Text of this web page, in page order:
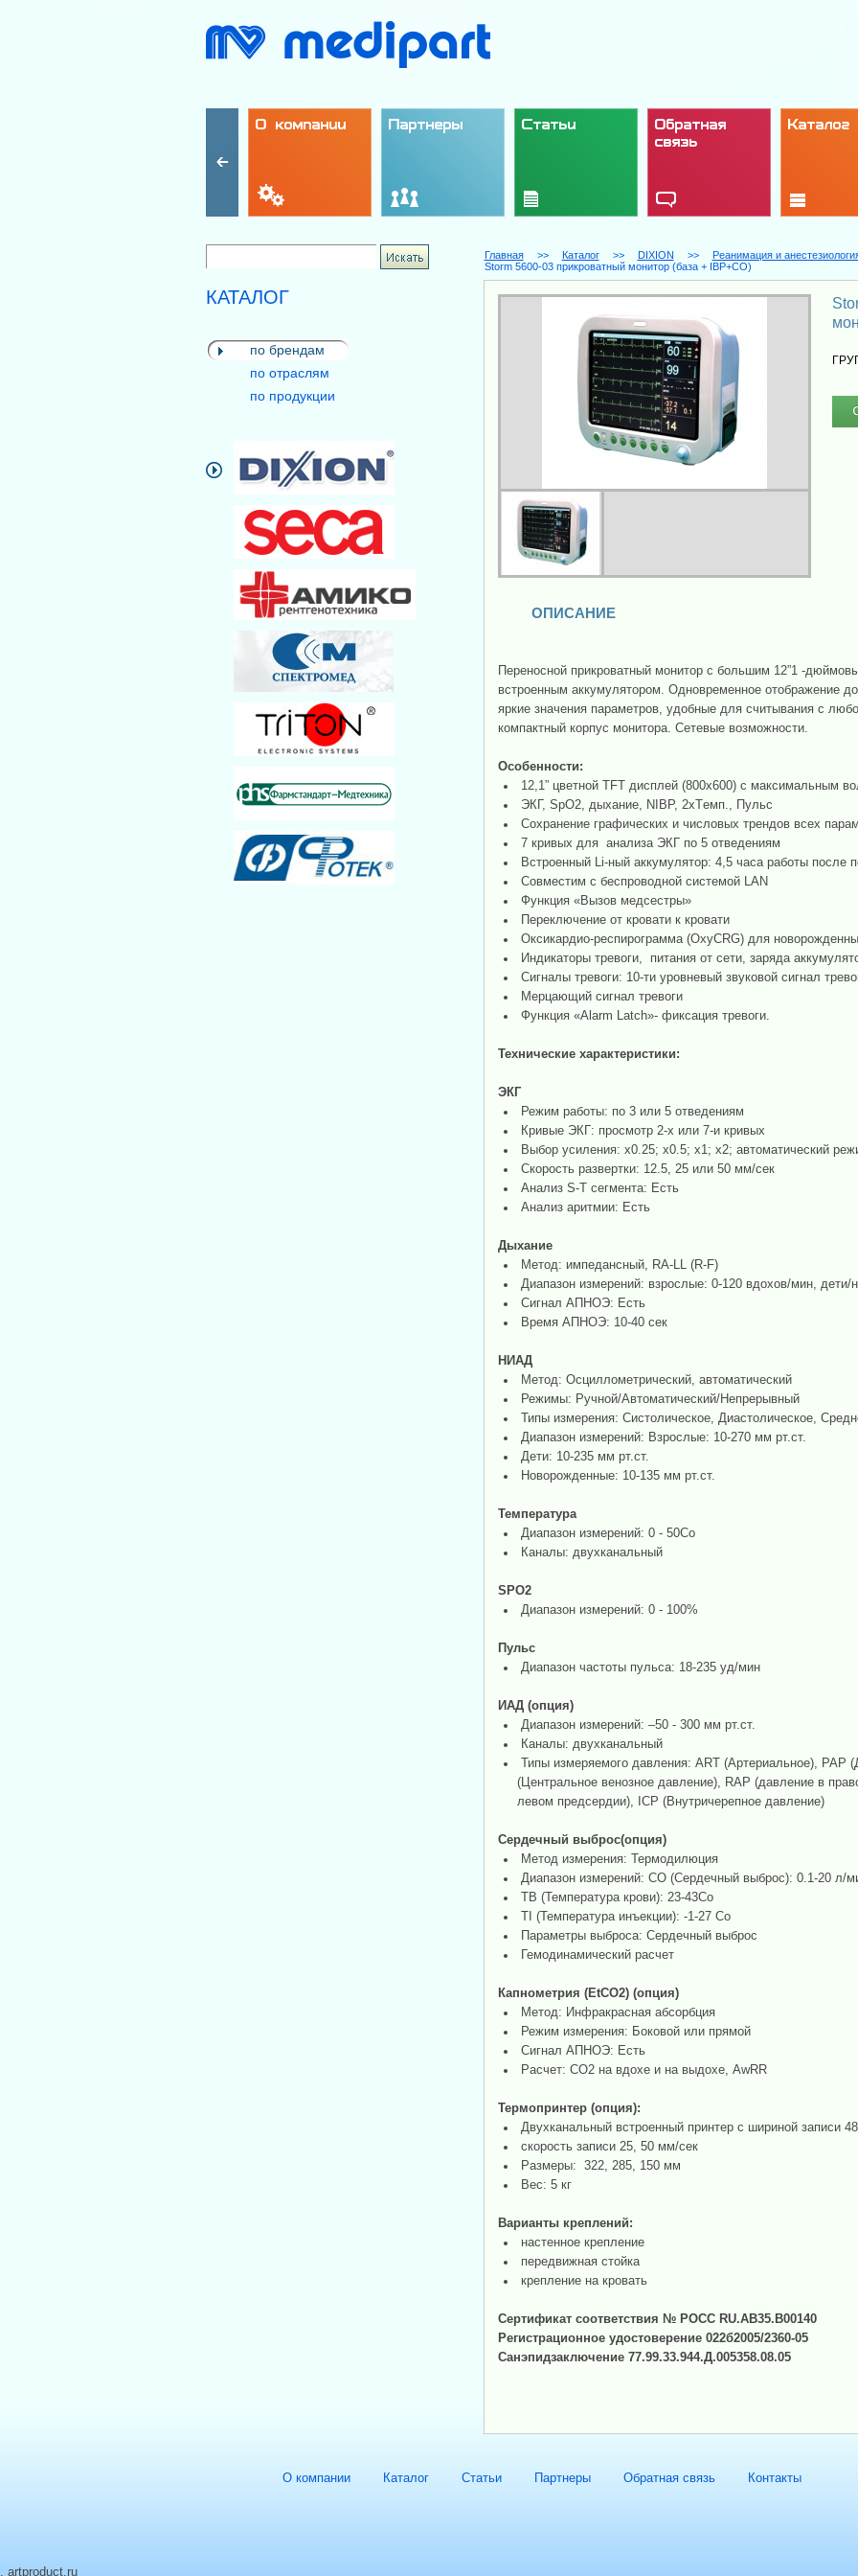
О компании Партнеры Статьи
Обратная
связь
Каталог
КАТАЛОГ
по брендам
по отраслям
по продукции
Главная >> Каталог >> DIXION >>
Реанимация и
Storm 5600-03 прикроватный монитор (база + IBP+CO)
ОПИСАНИЕ
Переносной прикроватный монитор с большим 12”1 -
встроенным аккумулятором. Одновременное отображение
яркие значения параметров, удобные для считывания с
компактный корпус монитора. Сетевые возможности.
Особенности:
12,1” цветной TFT дисплей (800х600) с максимальным
ЭКГ, SpO2, дыхание, NIBP, 2хТeмп., Пульс
Сохранение графических и числовых трендов всех
7 кривых для анализа ЭКГ по 5 отведениям
Встроенный Li-ный аккумулятор: 4,5 часа работы после
Совместим с беспроводной системой LAN
Функция «Вызов медсестры»
Переключение от кровати к кровати
Оксикардио-респирограмма (OxyCRG) для
Индикаторы тревоги, питания от сети, заряда
Сигналы тревоги: 10-ти уровневый звуковой сигнал
Мерцающий сигнал тревоги
Функция «Alarm Latch»- фиксация тревоги.
Технические характеристики:
ЭКГ
Режим работы: по 3 или 5 отведениям
Кривые ЭКГ: просмотр 2-х или 7-и кривых
Выбор усиления: х0.25; х0.5; х1; х2; автоматический
Скорость развертки: 12.5, 25 или 50 мм/сек
Анализ S-T сегмента: Есть
Анализ аритмии: Есть
Дыхание
Метод: импедансный, RA-LL (R-F)
Диапазон измерений: взрослые: 0-120 вдохов/мин,
Сигнал АПНОЭ: Есть
Время АПНОЭ: 10-40 сек
НИАД
Метод: Осциллометрический, автоматический
Режимы: Ручной/Автоматический/Непрерывный
Типы измерения: Систолическое, Диастолическое,
Диапазон измерений: Взрослые: 10-270 мм рт.ст.
Дети: 10-235 мм рт.ст.
Новорожденные: 10-135 мм рт.ст.
Температура
Диапазон измерений: 0 - 50Со
Каналы: двухканальный
SPO2
Диапазон измерений: 0 - 100%
Пульс
Диапазон частоты пульса: 18-235 уд/мин
ИАД (опция)
Диапазон измерений: –50 - 300 мм рт.ст.
Каналы: двухканальный
Типы измеряемого давления: ART (Артериальное), PAP
(Центральное венозное давление), RAP (давление в
левом предсердии), ICP (Внутричерепное давление)
Сердечный выброс(опция)
Метод измерения: Термодилюция
Диапазон измерений: CO (Сердечный выброс): 0.1-20 л/
TB (Температура крови): 23-43Со
TI (Температура инъекции): -1-27 Со
Параметры выброса: Сердечный выброс
Гемодинамический расчет
Капнометрия (EtСО2) (опция)
Метод: Инфракрасная абсорбция
Режим измерения: Боковой или прямой
Сигнал АПНОЭ: Есть
Расчет: СО2 на вдохе и на выдохе, AwRR
Термопринтер (опция):
Двухканальный встроенный принтер с шириной записи
скорость записи 25, 50 мм/сек
Размеры: 322, 285, 150 мм
Вес: 5 кг
Варианты креплений:
настенное крепление
передвижная стойка
крепление на кровать
Сертификат соответствия № РОСС RU.АВ35.B00140
Регистрационное удостоверение 022б2005/2360-05
Санэпидзаключение 77.99.33.944.Д.005358.08.05
О компании Каталог Статьи Партнеры Обратная связь Контакты
. artproduct.ru